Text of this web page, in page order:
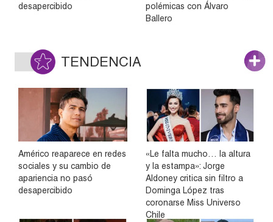
desapercibido
polémicas con Álvaro
Ballero
TENDENCIA
Américo reaparece en redes
sociales y su cambio de
apariencia no pasó
desapercibido
«Le falta mucho… la altura
y la estampa»: Jorge
Aldoney critica sin filtro a
Dominga López tras
coronarse Miss Universo
Chile